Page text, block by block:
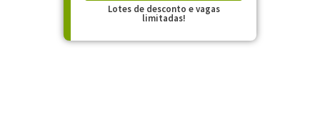
Lotes de desconto e vagas
limitadas!